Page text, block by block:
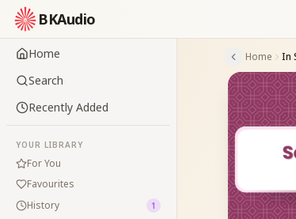
BKAudio
Home
Search
Recently Added
YOUR LIBRARY
For You
Favourites
History
1
Home In